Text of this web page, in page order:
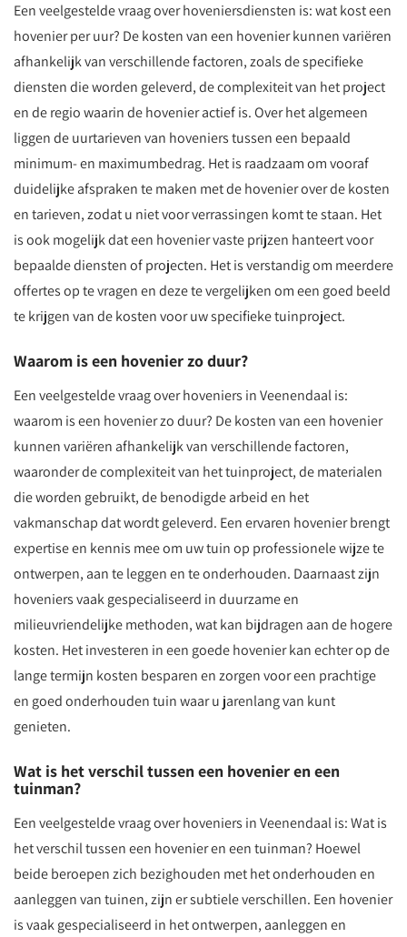
Een veelgestelde vraag over hoveniersdiensten is: wat kost een
hovenier per uur? De kosten van een hovenier kunnen variëren
afhankelijk van verschillende factoren, zoals de specifieke
diensten die worden geleverd, de complexiteit van het project
en de regio waarin de hovenier actief is. Over het algemeen
liggen de uurtarieven van hoveniers tussen een bepaald
minimum- en maximumbedrag. Het is raadzaam om vooraf
duidelijke afspraken te maken met de hovenier over de kosten
en tarieven, zodat u niet voor verrassingen komt te staan. Het
is ook mogelijk dat een hovenier vaste prijzen hanteert voor
bepaalde diensten of projecten. Het is verstandig om meerdere
offertes op te vragen en deze te vergelijken om een goed beeld
te krijgen van de kosten voor uw specifieke tuinproject.
Waarom is een hovenier zo duur?
Een veelgestelde vraag over hoveniers in Veenendaal is:
waarom is een hovenier zo duur? De kosten van een hovenier
kunnen variëren afhankelijk van verschillende factoren,
waaronder de complexiteit van het tuinproject, de materialen
die worden gebruikt, de benodigde arbeid en het
vakmanschap dat wordt geleverd. Een ervaren hovenier brengt
expertise en kennis mee om uw tuin op professionele wijze te
ontwerpen, aan te leggen en te onderhouden. Daarnaast zijn
hoveniers vaak gespecialiseerd in duurzame en
milieuvriendelijke methoden, wat kan bijdragen aan de hogere
kosten. Het investeren in een goede hovenier kan echter op de
lange termijn kosten besparen en zorgen voor een prachtige
en goed onderhouden tuin waar u jarenlang van kunt
genieten.
Wat is het verschil tussen een hovenier en een
tuinman?
Een veelgestelde vraag over hoveniers in Veenendaal is: Wat is
het verschil tussen een hovenier en een tuinman? Hoewel
beide beroepen zich bezighouden met het onderhouden en
aanleggen van tuinen, zijn er subtiele verschillen. Een hovenier
is vaak gespecialiseerd in het ontwerpen, aanleggen en